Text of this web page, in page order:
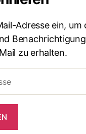
Adresse ein, um
zu erhalten.